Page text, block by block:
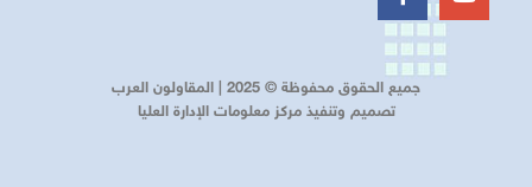
جميع الحقوق محفوظة © 2025 | المقاولون العرب
تصميم وتنفيذ مركز معلومات الإدارة العليا